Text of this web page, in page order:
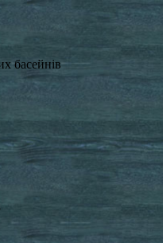
басейнів